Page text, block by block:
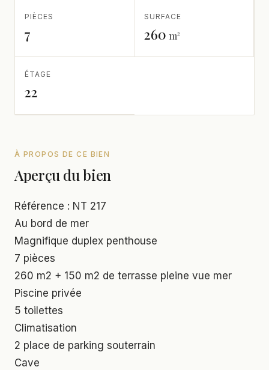
PIÈCES
7
SURFACE
260 m²
ÉTAGE
22
À PROPOS DE CE BIEN
Aperçu du bien
Référence : NT 217
Au bord de mer
Magnifique duplex penthouse
7 pièces
260 m2 + 150 m2 de terrasse pleine vue mer
Piscine privée
5 toilettes
Climatisation
2 place de parking souterrain
Cave